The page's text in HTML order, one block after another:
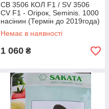
СВ 3506 КОЛ F1 / SV 3506
CV F1 - Огірок, Seminis. 1000
насінин (Термін до 2019года)
Немає в наявності
1 060 ₴